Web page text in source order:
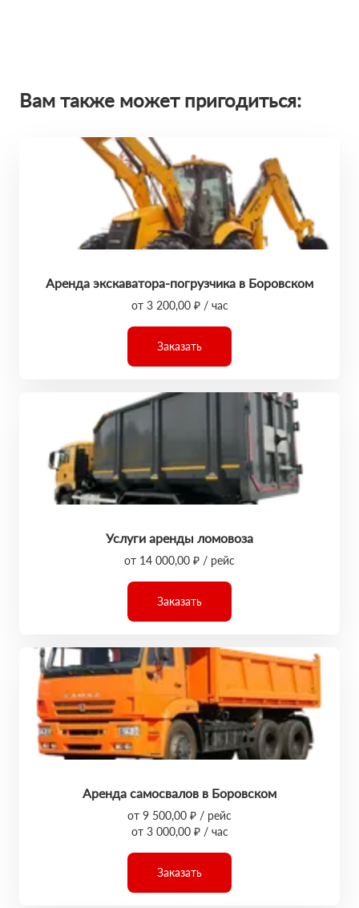
Вам также может пригодиться:
Аренда экскаватора-погрузчика в Боровском
от 3 200,00 ₽ / час
Заказать
Услуги аренды ломовоза
от 14 000,00 ₽ / рейс
Заказать
Аренда самосвалов в Боровском
от 9 500,00 ₽ / рейс
от 3 000,00 ₽ / час
Заказать